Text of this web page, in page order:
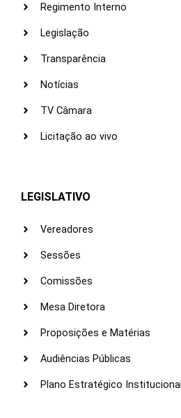
Regimento Interno
Legislação
Transparência
Notícias
TV Câmara
Licitação ao vivo
LEGISLATIVO
Vereadores
Sessões
Comissões
Mesa Diretora
Proposições e Matérias
Audiências Públicas
Plano Estratégico Institucional